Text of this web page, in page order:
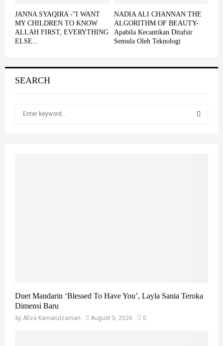
JANNA SYAQIRA -”I WANT
MY CHILDREN TO KNOW
ALLAH FIRST, EVERYTHING
ELSE...
NADIA ALI CHANNAN THE
ALGORITHM OF BEAUTY-
Apabila Kecantikan Ditafsir
Semula Oleh Teknologi
SEARCH
Duet Mandarin ‘Blessed To Have You’, Layla Sania Teroka
Dimensi Baru
by Afiza Kamarulzaman August 5, 2026 0